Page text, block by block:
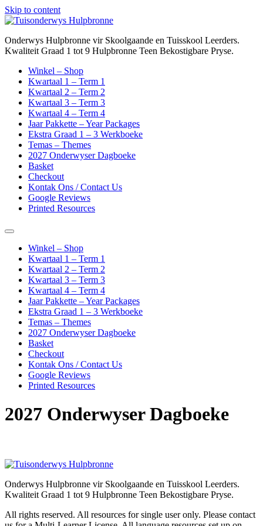
Skip to content
Onderwys Hulpbronne vir Skoolgaande en Tuisskool Leerders.
Kwaliteit Graad 1 tot 9 Hulpbronne Teen Bekostigbare Pryse.
Winkel – Shop
Kwartaal 1 – Term 1
Kwartaal 2 – Term 2
Kwartaal 3 – Term 3
Kwartaal 4 – Term 4
Jaar Pakkette – Year Packages
Ekstra Graad 1 – 3 Werkboeke
Temas – Themes
2027 Onderwyser Dagboeke
Basket
Checkout
Kontak Ons / Contact Us
Google Reviews
Printed Resources
Winkel – Shop
Kwartaal 1 – Term 1
Kwartaal 2 – Term 2
Kwartaal 3 – Term 3
Kwartaal 4 – Term 4
Jaar Pakkette – Year Packages
Ekstra Graad 1 – 3 Werkboeke
Temas – Themes
2027 Onderwyser Dagboeke
Basket
Checkout
Kontak Ons / Contact Us
Google Reviews
Printed Resources
2027 Onderwyser Dagboeke
Onderwys Hulpbronne vir Skoolgaande en Tuisskool Leerders.
Kwaliteit Graad 1 tot 9 Hulpbronne Teen Bekostigbare Pryse.
All rights reserved. All resources for single user only. Please contact